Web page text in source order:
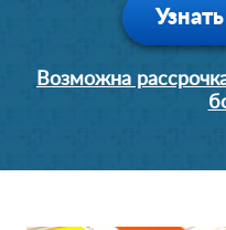
Возможна